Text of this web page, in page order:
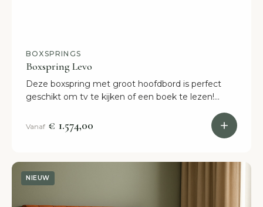
BOXSPRINGS
Boxspring Levo
Deze boxspring met groot hoofdbord is perfect
geschikt om tv te kijken of een boek te lezen!
Vanaf € 1.574,00
NIEUW